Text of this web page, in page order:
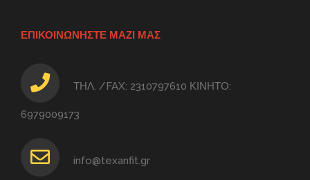
ΕΠΙΚΟΙΝΩΝΗΣΤΕ ΜΑΖΙ ΜΑΣ
ΤΗΛ. /FAX: 2310797610 ΚΙΝΗΤΟ:
6979009173
info@texanfit.gr